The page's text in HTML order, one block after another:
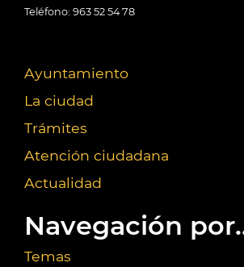
Teléfono: 963 52 54 78
Ayuntamiento
La ciudad
Trámites
Atención ciudadana
Actualidad
Navegación
Temas